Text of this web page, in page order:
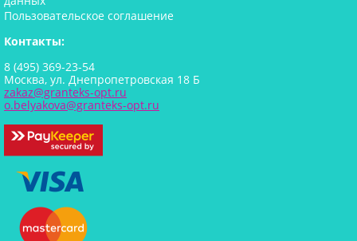
Пользовательское соглашение
Контакты:
8 (495) 369-23-54
Москва, ул. Днепропетровская 18 Б
zakaz@granteks-opt.ru
o.belyakova@granteks-opt.ru